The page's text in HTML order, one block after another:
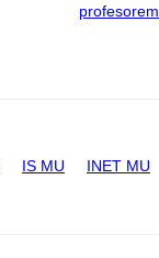
profesorem
IS MU INET MU